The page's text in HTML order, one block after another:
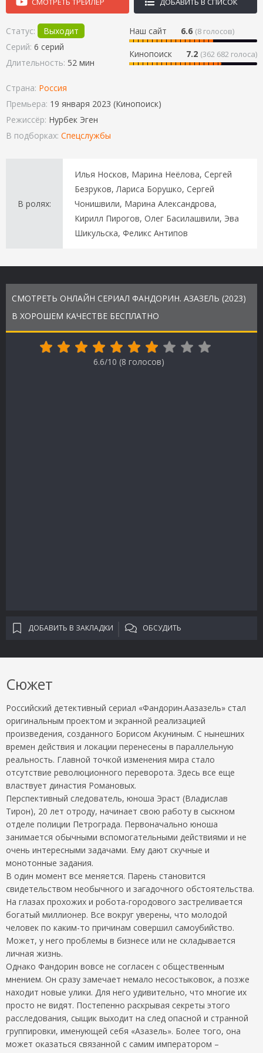
Наш сайт 6.6 (8 голосов)
Кинопоиск 7.2 (362 682 голоса)
Статус:
Выходит
Серий: 6 серий
Длительность: 52 мин
Страна: Россия
Премьера: 19 января 2023 (Кинопоиск)
Режиссёр: Нурбек Эген
В подборках: Спецслужбы
В ролях:
Илья Носков, Марина Неёлова, Сергей
Безруков, Лариса Борушко, Сергей
Чонишвили, Марина Александрова,
Кирилл Пирогов, Олег Басилашвили, Эва
Шикульска, Феликс Антипов
СМОТРЕТЬ ОНЛАЙН СЕРИАЛ ФАНДОРИН. АЗАЗЕЛЬ (2023)
В ХОРОШЕМ КАЧЕСТВЕ БЕСПЛАТНО
6.6/10 (8 голосов)
ДОБАВИТЬ В ЗАКЛАДКИ ОБСУДИТЬ
Сюжет
Российский детективный сериал «Фандорин.Аазазель» стал
оригинальным проектом и экранной реализацией
произведения, созданного Борисом Акуниным. С нынешних
времен действия и локации перенесены в параллельную
реальность. Главной точкой изменения мира стало
отсутствие революционного переворота. Здесь все еще
властвует династия Романовых.
Перспективный следователь, юноша Эраст (Владислав
Тирон), 20 лет отроду, начинает свою работу в сыскном
отделе полиции Петрограда. Первоначально юноша
занимается обычными вспомогательными действиями и не
очень интересными задачами. Ему дают скучные и
монотонные задания.
В один момент все меняется. Парень становится
свидетельством необычного и загадочного обстоятельства.
На глазах прохожих и робота-городового застреливается
богатый миллионер. Все вокруг уверены, что молодой
человек по каким-то причинам совершил самоубийство.
Может, у него проблемы в бизнесе или не складывается
личная жизнь.
Однако Фандорин вовсе не согласен с общественным
мнением. Он сразу замечает немало несостыковок, а позже
находит новые улики. Для него удивительно, что многие их
просто не видят. Постепенно раскрывая секреты этого
расследования, сыщик выходит на след опасной и странной
группировки, именующей себя «Азазель». Более того, она
может оказаться связанной с самим императором –